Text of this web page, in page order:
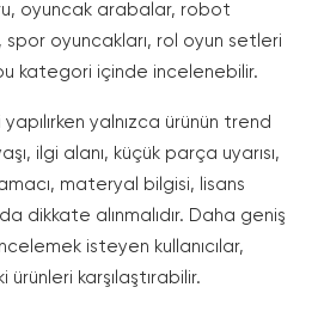
oyuncak arabalar, robot
oyuncakları, rol oyun setleri
kategori içinde incelenebilir.
yalnızca ürünün trend
ilgi alanı, küçük parça uyarısı,
materyal bilgisi, lisans
dikkate alınmalıdır. Daha geniş
isteyen kullanıcılar,
karşılaştırabilir.